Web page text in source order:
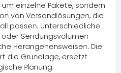
einzelne Pakete, sondern
von Versandlösungen, die
passen. Unterschiedliche
oder Sendungsvolumen
Herangehensweisen. Die
die Grundlage, ersetzt
Planung.